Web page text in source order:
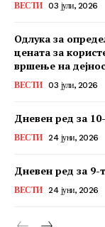
ВЕСТИ 03 јули, 2026
Одлука за
цената за
вршење на
ВЕСТИ 03 јули, 2026
Дневен ред за
ВЕСТИ 24 јуни, 2026
Дневен ред за 9-
ВЕСТИ 24 јуни, 2026